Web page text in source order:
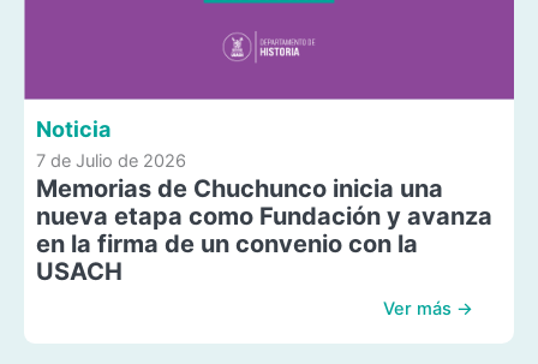
Noticia
7 de Julio de 2026
Memorias de Chuchunco inicia una
nueva etapa como Fundación y avanza
en la firma de un convenio con la
USACH
Ver más →